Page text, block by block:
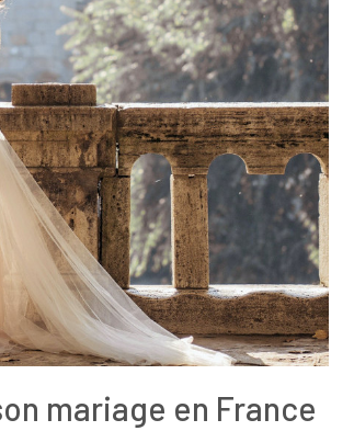
mariage en France